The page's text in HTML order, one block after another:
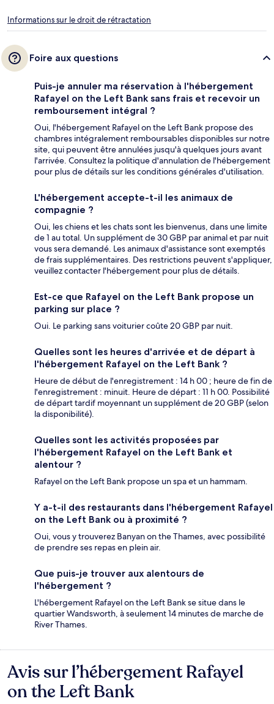
Informations sur le droit de rétractation
Foire aux questions
Puis-je annuler ma réservation à l'hébergement
Rafayel on the Left Bank sans frais et recevoir un
remboursement intégral ?
Oui, l'hébergement Rafayel on the Left Bank propose des
chambres intégralement remboursables disponibles sur notre
site, qui peuvent être annulées jusqu'à quelques jours avant
l'arrivée. Consultez la politique d'annulation de l'hébergement
pour plus de détails sur les conditions générales d'utilisation.
L'hébergement accepte-t-il les animaux de
compagnie ?
Oui, les chiens et les chats sont les bienvenus, dans une limite
de 1 au total. Un supplément de 30 GBP par animal et par nuit
vous sera demandé. Les animaux d'assistance sont exemptés
de frais supplémentaires. Des restrictions peuvent s'appliquer,
veuillez contacter l'hébergement pour plus de détails.
Est-ce que Rafayel on the Left Bank propose un
parking sur place ?
Oui. Le parking sans voiturier coûte 20 GBP par nuit.
Quelles sont les heures d'arrivée et de départ à
l'hébergement Rafayel on the Left Bank ?
Heure de début de l'enregistrement : 14 h 00 ; heure de fin de
l'enregistrement : minuit. Heure de départ : 11 h 00. Possibilité
de départ tardif moyennant un supplément de 20 GBP (selon
la disponibilité).
Quelles sont les activités proposées par
l'hébergement Rafayel on the Left Bank et
alentour ?
Rafayel on the Left Bank propose un spa et un hammam.
Y a-t-il des restaurants dans l'hébergement Rafayel
on the Left Bank ou à proximité ?
Oui, vous y trouverez Banyan on the Thames, avec possibilité
de prendre ses repas en plein air.
Que puis-je trouver aux alentours de
l'hébergement ?
L'hébergement Rafayel on the Left Bank se situe dans le
quartier Wandsworth, à seulement 14 minutes de marche de
River Thames.
Avis
Avis sur l’hébergement Rafayel
on the Left Bank